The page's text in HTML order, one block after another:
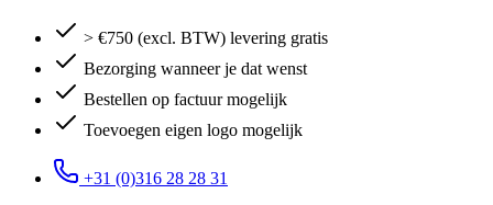
> €750 (excl. BTW) levering gratis
Bezorging wanneer je dat wenst
Bestellen op factuur mogelijk
Toevoegen eigen logo mogelijk
+31 (0)316 28 28 31